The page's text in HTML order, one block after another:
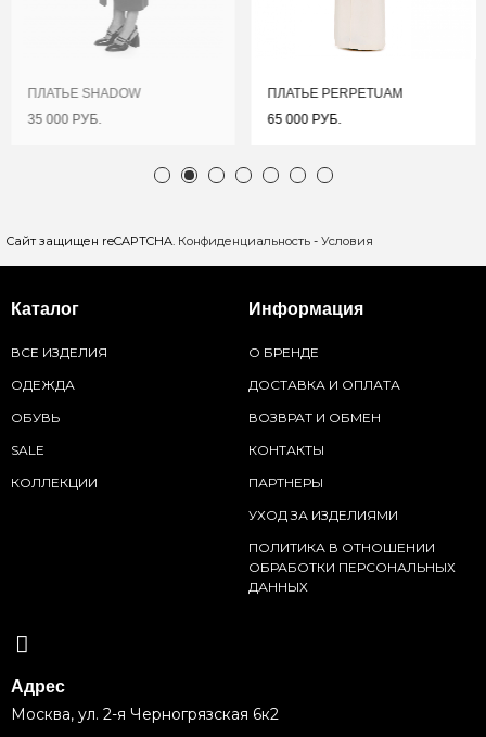
ПЛАТЬЕ SHADOW
35 000 РУБ.
ПЛАТЬЕ PERPETUAM
65 000 РУБ.
Сайт защищен reCAPTCHA. Конфиденциальность - Условия
Каталог
ВСЕ ИЗДЕЛИЯ
ОДЕЖДА
ОБУВЬ
SALE
КОЛЛЕКЦИИ
Информация
О БРЕНДЕ
ДОСТАВКА И ОПЛАТА
ВОЗВРАТ И ОБМЕН
КОНТАКТЫ
ПАРТНЕРЫ
УХОД ЗА ИЗДЕЛИЯМИ
ПОЛИТИКА В ОТНОШЕНИИ
ОБРАБОТКИ ПЕРСОНАЛЬНЫХ
ДАННЫХ
Адрес
Москва, ул. 2-я Черногрязская 6к2